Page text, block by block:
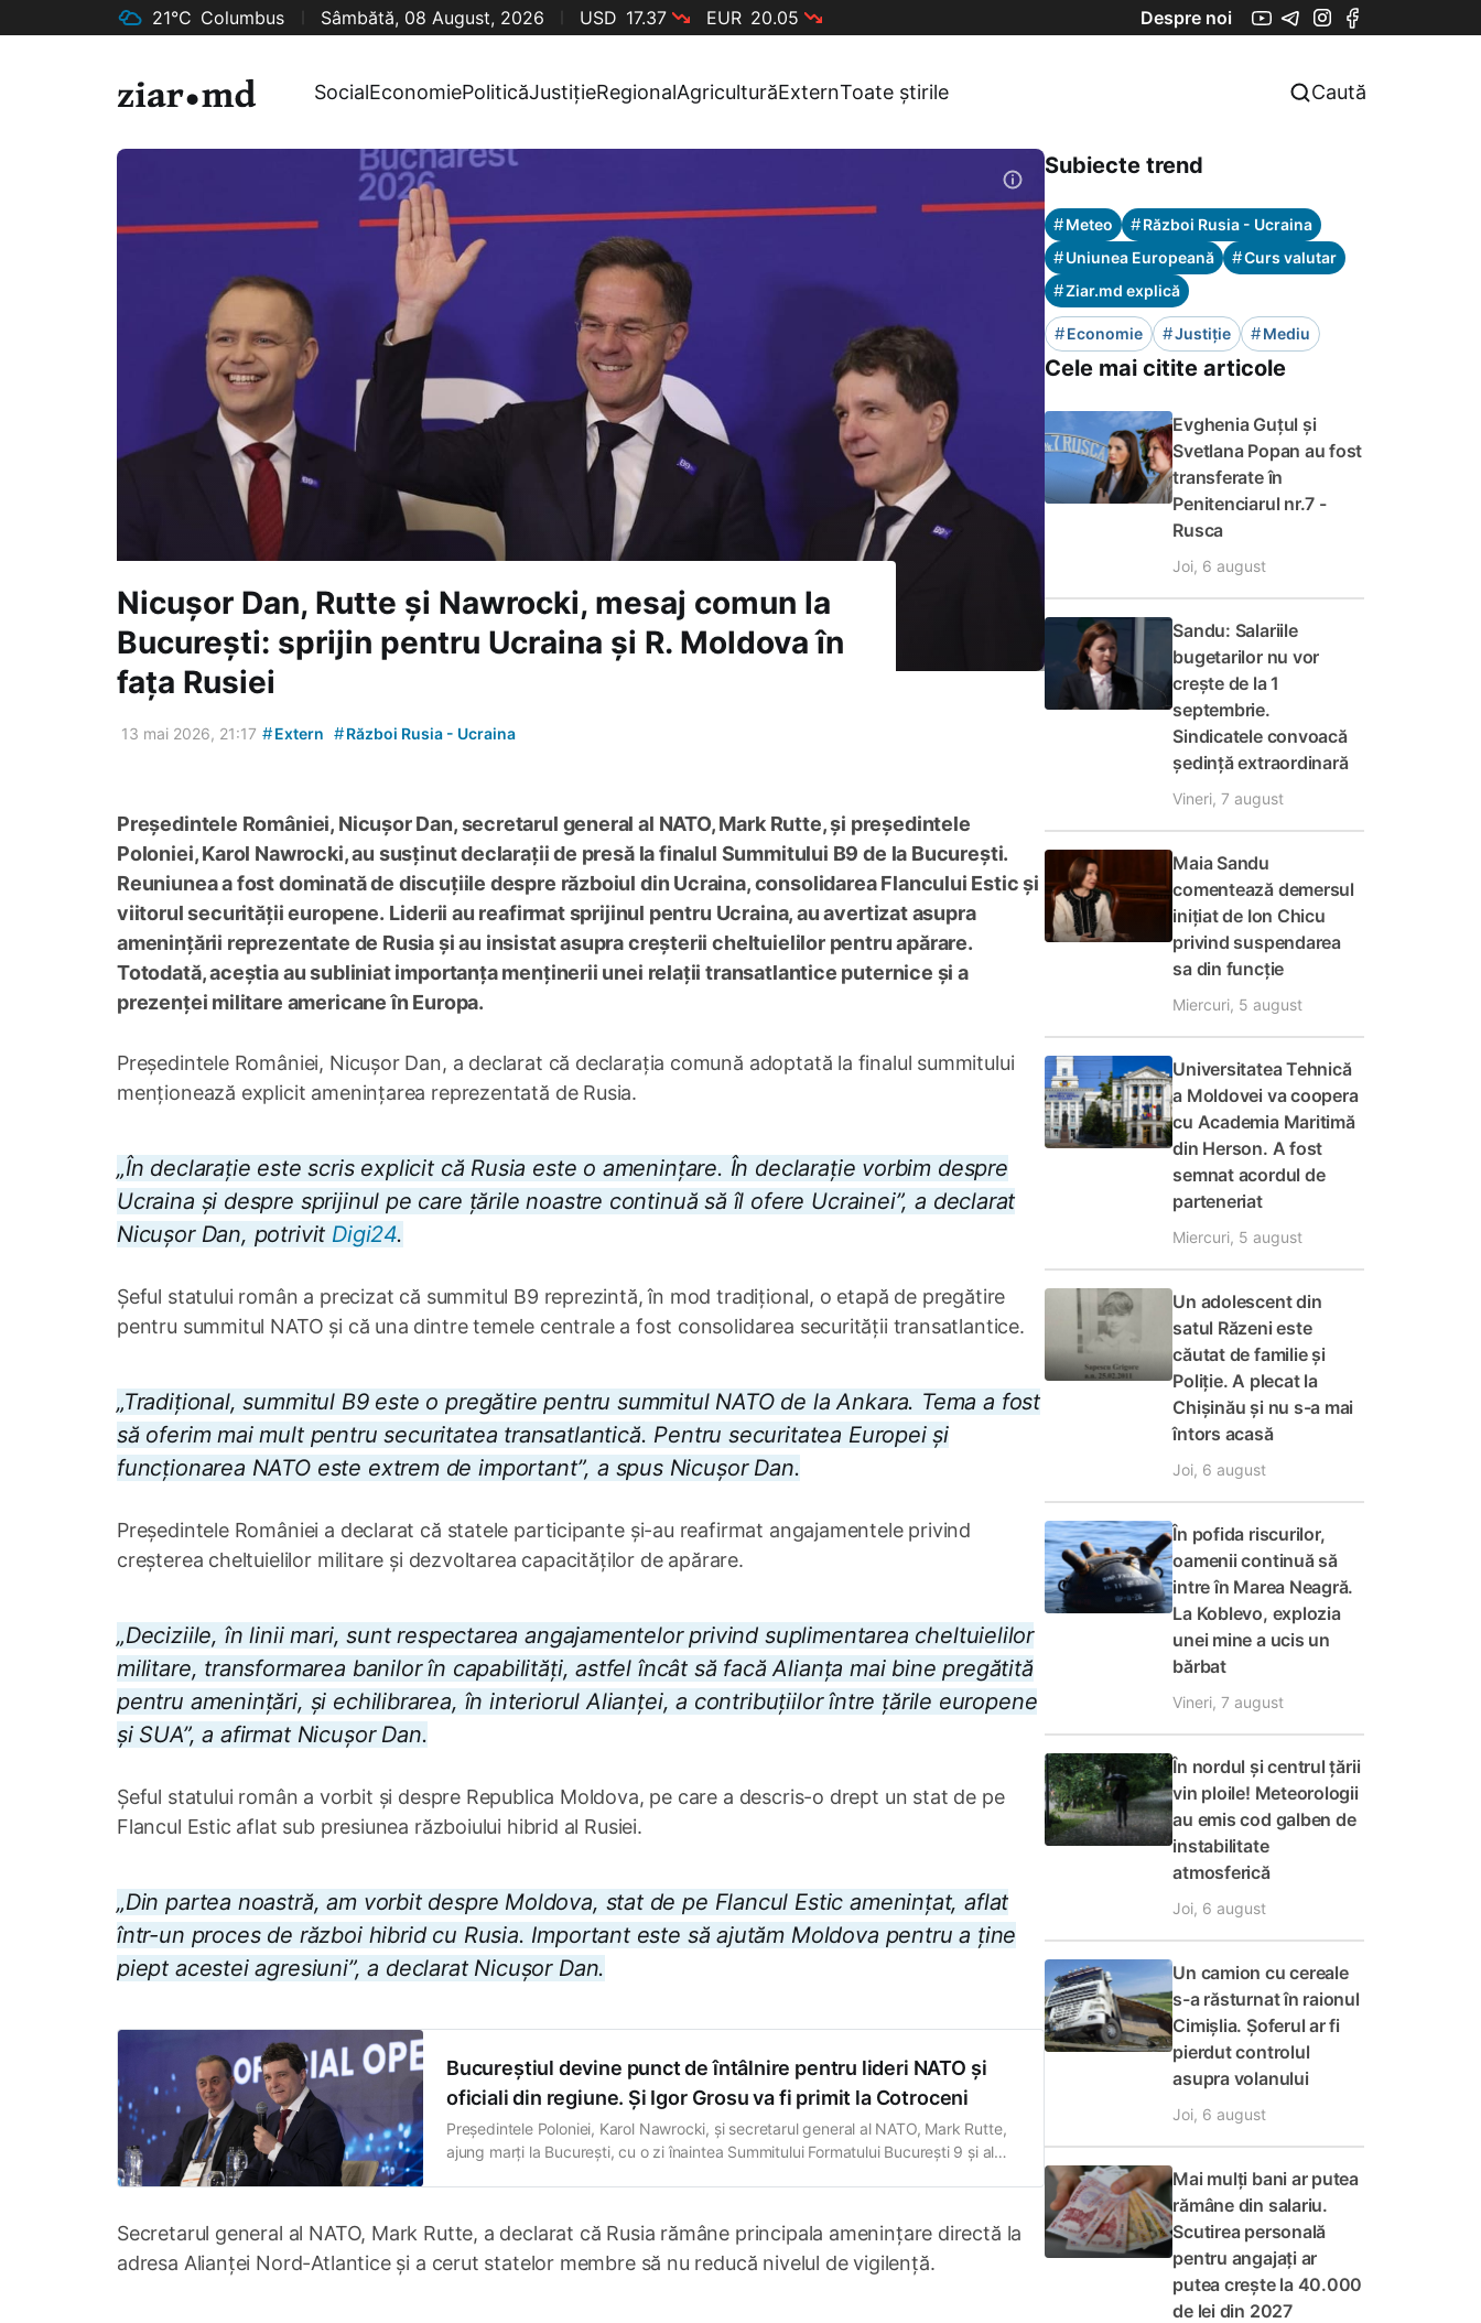
21°C Columbus Sâmbătă, 08 August, 2026 USD 17.37 EUR 20.05 Despre noi
SocialEconomiePoliticăJustițieRegionalAgriculturăExternToate știrile Caută
Nicușor Dan, Rutte și Nawrocki, mesaj comun la
București: sprijin pentru Ucraina și R. Moldova în
fața Rusiei
13 mai 2026, 21:17 #Extern #Război Rusia - Ucraina
Președintele României, Nicușor Dan, secretarul general al NATO, Mark Rutte, și președintele
Poloniei, Karol Nawrocki, au susținut declarații de presă la finalul Summitului B9 de la București.
Reuniunea a fost dominată de discuțiile despre războiul din Ucraina, consolidarea Flancului Estic și
viitorul securității europene. Liderii au reafirmat sprijinul pentru Ucraina, au avertizat asupra
amenințării reprezentate de Rusia și au insistat asupra creșterii cheltuielilor pentru apărare.
Totodată, aceștia au subliniat importanța menținerii unei relații transatlantice puternice și a
prezenței militare americane în Europa.
Președintele României, Nicușor Dan, a declarat că declarația comună adoptată la finalul summitului
menționează explicit amenințarea reprezentată de Rusia.
„În declarație este scris explicit că Rusia este o amenințare. În declarație vorbim despre
Ucraina și despre sprijinul pe care țările noastre continuă să îl ofere Ucrainei”, a declarat
Nicușor Dan, potrivit Digi24.
Șeful statului român a precizat că summitul B9 reprezintă, în mod tradițional, o etapă de pregătire
pentru summitul NATO și că una dintre temele centrale a fost consolidarea securității transatlantice.
„Tradițional, summitul B9 este o pregătire pentru summitul NATO de la Ankara. Tema a fost
să oferim mai mult pentru securitatea transatlantică. Pentru securitatea Europei și
funcționarea NATO este extrem de important”, a spus Nicușor Dan.
Președintele României a declarat că statele participante și-au reafirmat angajamentele privind
creșterea cheltuielilor militare și dezvoltarea capacităților de apărare.
„Deciziile, în linii mari, sunt respectarea angajamentelor privind suplimentarea cheltuielilor
militare, transformarea banilor în capabilități, astfel încât să facă Alianța mai bine pregătită
pentru amenințări, și echilibrarea, în interiorul Alianței, a contribuțiilor între țările europene
și SUA”, a afirmat Nicușor Dan.
Șeful statului român a vorbit și despre Republica Moldova, pe care a descris-o drept un stat de pe
Flancul Estic aflat sub presiunea războiului hibrid al Rusiei.
„Din partea noastră, am vorbit despre Moldova, stat de pe Flancul Estic amenințat, aflat
într-un proces de război hibrid cu Rusia. Important este să ajutăm Moldova pentru a ține
piept acestei agresiuni”, a declarat Nicușor Dan.
Bucureștiul devine punct de întâlnire pentru lideri NATO și
oficiali din regiune. Și Igor Grosu va fi primit la Cotroceni
Președintele Poloniei, Karol Nawrocki, și secretarul general al NATO, Mark Rutte,
ajung marți la București, cu o zi înaintea Summitului Formatului București 9 și al
Secretarul general al NATO, Mark Rutte, a declarat că Rusia rămâne principala amenințare directă la
adresa Alianței Nord-Atlantice și a cerut statelor membre să nu reducă nivelul de vigilență.
Subiecte trend
#Meteo #Război Rusia - Ucraina
#Uniunea Europeană #Curs valutar
#Ziar.md explică
#Economie #Justiție #Mediu
Cele mai citite articole
Evghenia Guțul și
Svetlana Popan au fost
transferate în
Penitenciarul nr.7 -
Rusca
Joi, 6 august
Sandu: Salariile
bugetarilor nu vor
crește de la 1
septembrie.
Sindicatele convoacă
ședință extraordinară
Vineri, 7 august
Maia Sandu
comentează demersul
inițiat de Ion Chicu
privind suspendarea
sa din funcție
Miercuri, 5 august
Universitatea Tehnică
a Moldovei va coopera
cu Academia Maritimă
din Herson. A fost
semnat acordul de
parteneriat
Miercuri, 5 august
Un adolescent din
satul Răzeni este
căutat de familie și
Poliție. A plecat la
Chișinău și nu s-a mai
întors acasă
Joi, 6 august
În pofida riscurilor,
oamenii continuă să
intre în Marea Neagră.
La Koblevo, explozia
unei mine a ucis un
bărbat
Vineri, 7 august
În nordul și centrul țării
vin ploile! Meteorologii
au emis cod galben de
instabilitate
atmosferică
Joi, 6 august
Un camion cu cereale
s-a răsturnat în raionul
Cimișlia. Șoferul ar fi
pierdut controlul
asupra volanului
Joi, 6 august
Mai mulți bani ar putea
rămâne din salariu.
Scutirea personală
pentru angajați ar
putea crește la 40.000
de lei din 2027